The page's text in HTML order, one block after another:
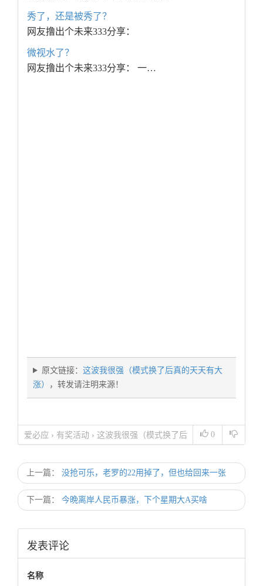
秀了，还是被秀了？
网友撸出个未来333分享：
微视水了？
网友撸出个未来333分享： 一…
原文链接： 这波我很强（模式换了后真的天天有大
涨）
，转发请注明来源！
0
爱必应 › 有奖活动 › 这波我很强（模式换了后
上一篇： 没抢可乐，老罗的22用掉了，但也给回来一张
下一篇： 今晩离岸人民币暴涨，下个星期大A买啥
发表评论
名称